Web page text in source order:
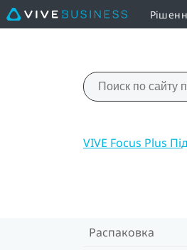
VIVE Focus Plus
Распаковка